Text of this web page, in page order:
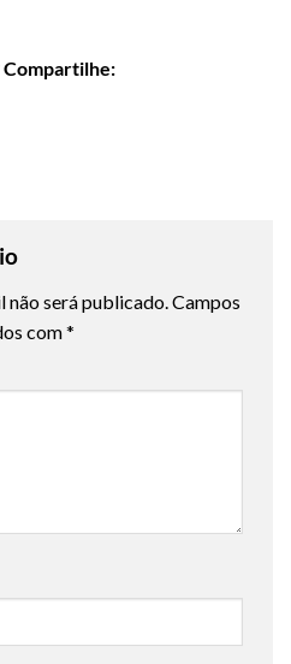
Compartilhe:
não será publicado. Campos
com*